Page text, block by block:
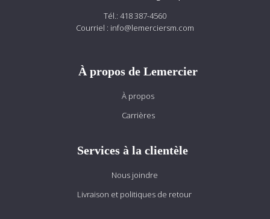
Tél.: 418 387-4560
Courriel : info@lemerciersm.com
À propos de Lemercier
À propos
Carrières
Services à la clientèle
Nous joindre
Livraison et politiques de retour